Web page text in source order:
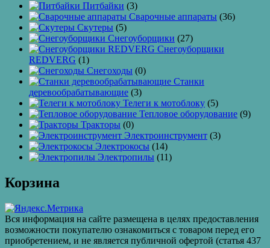
Питбайки (3)
Сварочные аппараты (36)
Скутеры (5)
Снегоуборщики (27)
Снегоуборщики
REDVERG (1)
Снегоходы (0)
Станки
деревообрабатывающие (3)
Телеги к мотоблоку (5)
Тепловое оборудование (9)
Тракторы (0)
Электроинструмент (3)
Электрокосы (14)
Электропилы (11)
Корзина
Вся информация на сайте размещена в целях предоставления
возможности покупателю ознакомиться с товаром перед его
приобретением, и не является публичной офертой (статья 437